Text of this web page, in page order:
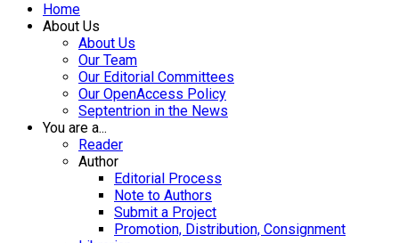
Home
About Us
About Us
Our Team
Our Editorial Committees
Our OpenAccess Policy
Septentrion in the News
You are a...
Reader
Author
Editorial Process
Note to Authors
Submit a Project
Promotion, Distribution, Consignment